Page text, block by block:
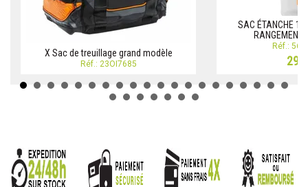
X Sac de treuillage grand modèle
Réf.: 23OI7685
SAC ÉTANCHE 12
RANGEMENT
Réf.: